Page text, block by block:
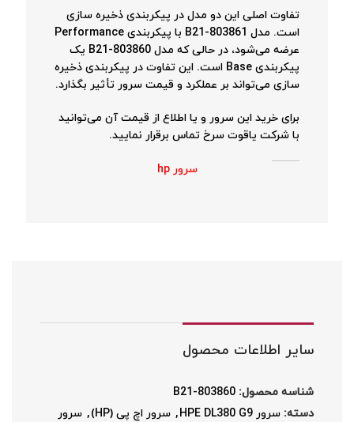
تفاوت اصلی این دو مدل در پیکربندی ذخیره سازی
است. مدل 803861-B21 با پیکربندی Performance
عرضه می‌شود، در حالی که مدل 803860-B21 یک
پیکربندی Base است. این تفاوت در پیکربندی ذخیره
سازی می‌تواند بر عملکرد و قیمت سرور تأثیر بگذارد.
برای خرید این سرور و یا اطلاع از قیمت آن می‌توانید
با شرکت یاقوت سرخ تماس برقرار نمایید.
سرور hp
سایر اطلاعات محصول
شناسه محصول: 803860-B21
دسته: سرور HPE DL380 G9 , سرور اچ پی (HP) , سرور